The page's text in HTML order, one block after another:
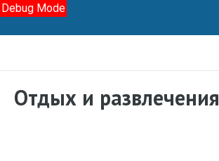
Debug Mode
Отдых и развлечения